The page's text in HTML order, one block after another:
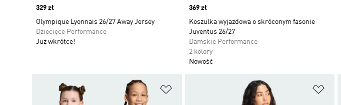
Price
329 zł
Olympique Lyonnais 26/27 Away Jersey
Dziecięce Performance
Już wkrótce!
Price
369 zł
Koszulka wyjazdowa o skróconym fasonie
Juventus 26/27
Damskie Performance
2 kolory
Nowość
Dodaj do listy życzeń